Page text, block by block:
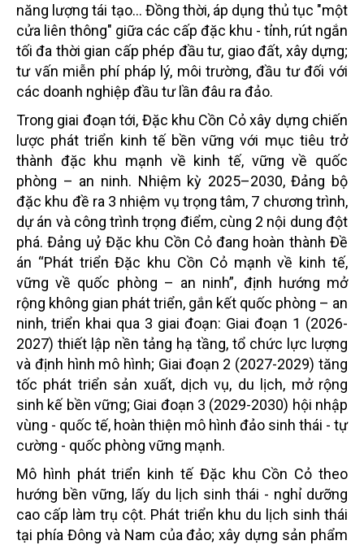
năng lượng tái tạo... Đồng thời, áp dụng thủ tục "một
cửa liên thông" giữa các cấp đặc khu - tỉnh, rút ngắn
tối đa thời gian cấp phép đầu tư, giao đất, xây dựng;
tư vấn miễn phí pháp lý, môi trường, đầu tư đối với
các doanh nghiệp đầu tư lần đâu ra đảo.
Trong giai đoạn tới, Đặc khu Cồn Cỏ xây dựng chiến
lược phát triển kinh tế bền vững với mục tiêu trở
thành đặc khu mạnh về kinh tế, vững về quốc
phòng – an ninh. Nhiệm kỳ 2025–2030, Đảng bộ
đặc khu đề ra 3 nhiệm vụ trọng tâm, 7 chương trình,
dự án và công trình trọng điểm, cùng 2 nội dung đột
phá. Đảng uỷ Đặc khu Cồn Cỏ đang hoàn thành Đề
án “Phát triển Đặc khu Cồn Cỏ mạnh về kinh tế,
vững về quốc phòng – an ninh”, định hướng mở
rộng không gian phát triển, gắn kết quốc phòng – an
ninh, triển khai qua 3 giai đoạn: Giai đoạn 1 (2026-
2027) thiết lập nền tảng hạ tầng, tổ chức lực lượng
và định hình mô hình; Giai đoạn 2 (2027-2029) tăng
tốc phát triển sản xuất, dịch vụ, du lịch, mở rộng
sinh kế bền vững; Giai đoạn 3 (2029-2030) hội nhập
vùng - quốc tế, hoàn thiện mô hình đảo sinh thái - tự
cường - quốc phòng vững mạnh.
Mô hình phát triển kinh tế Đặc khu Cồn Cỏ theo
hướng bền vững, lấy du lịch sinh thái - nghỉ dưỡng
cao cấp làm trụ cột. Phát triển khu du lịch sinh thái
tại phía Đông và Nam của đảo; xây dựng sản phẩm